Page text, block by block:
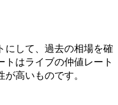
にして、過去の相場を確
はライブの仲値レート
高いものです。